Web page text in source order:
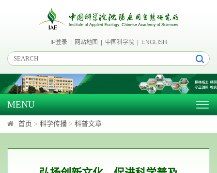
IP登录| 网站地图 中国科学院| ENGLISH
MENU
首页 > 科学传播 > 科普文章